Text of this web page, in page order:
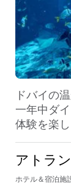
ドバイの
一年中ダ
体験を楽
アトラ
ホテル＆宿泊施